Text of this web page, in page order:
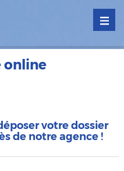
online
votre dossier
de notre agence !